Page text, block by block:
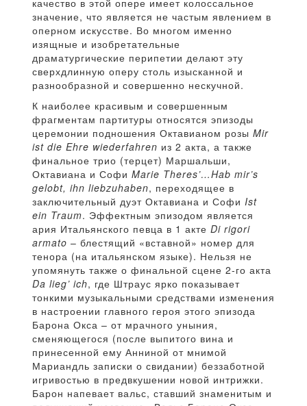
качество в этой опере имеет колоссальное
значение, что является не частым явлением в
оперном искусстве. Во многом именно
изящные и изобретательные
драматургические перипетии делают эту
сверхдлинную оперу столь изысканной и
разнообразной и совершенно нескучной.
К наиболее красивым и совершенным
фрагментам партитуры относятся эпизоды
церемонии подношения Октавианом розы Mir
ist die Ehre wiederfahren из 2 акта, а также
финальное трио (терцет) Маршальши,
Октавиана и Софи Marie Theres’…Hab mir’s
gelobt, ihn liebzuhaben, переходящее в
заключительный дуэт Октавиана и Софи Ist
ein Traum. Эффектным эпизодом является
ария Итальянского певца в 1 акте Di rigori
armato – блестящий «вставной» номер для
тенора (на итальянском языке). Нельзя не
упомянуть также о финальной сцене 2-го акта
Da lieg’ ich, где Штраус ярко показывает
тонкими музыкальными средствами изменения
в настроении главного героя этого эпизода
Барона Окса – от мрачного уныния,
сменяющегося (после выпитого вина и
принесенной ему Анниной от мнимой
Мариандль записки о свидании) беззаботной
игривостью в предвкушении новой интрижки.
Барон напевает вальс, ставший знаменитым и